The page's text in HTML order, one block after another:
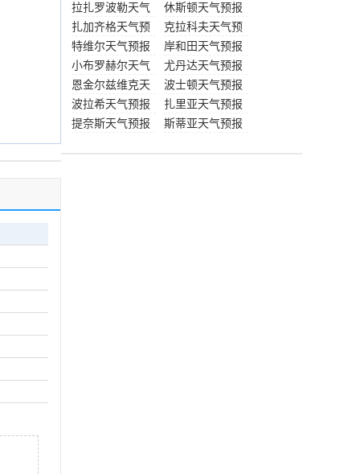
拉扎罗波勒天气
预报
休斯顿天气预报
扎加齐格天气预
报
克拉科夫天气预
报
特维尔天气预报
岸和田天气预报
小布罗赫尔天气
预报
尤丹达天气预报
恩金尔兹维克天
气预报
波士顿天气预报
波拉希天气预报
扎里亚天气预报
提奈斯天气预报
斯蒂亚天气预报